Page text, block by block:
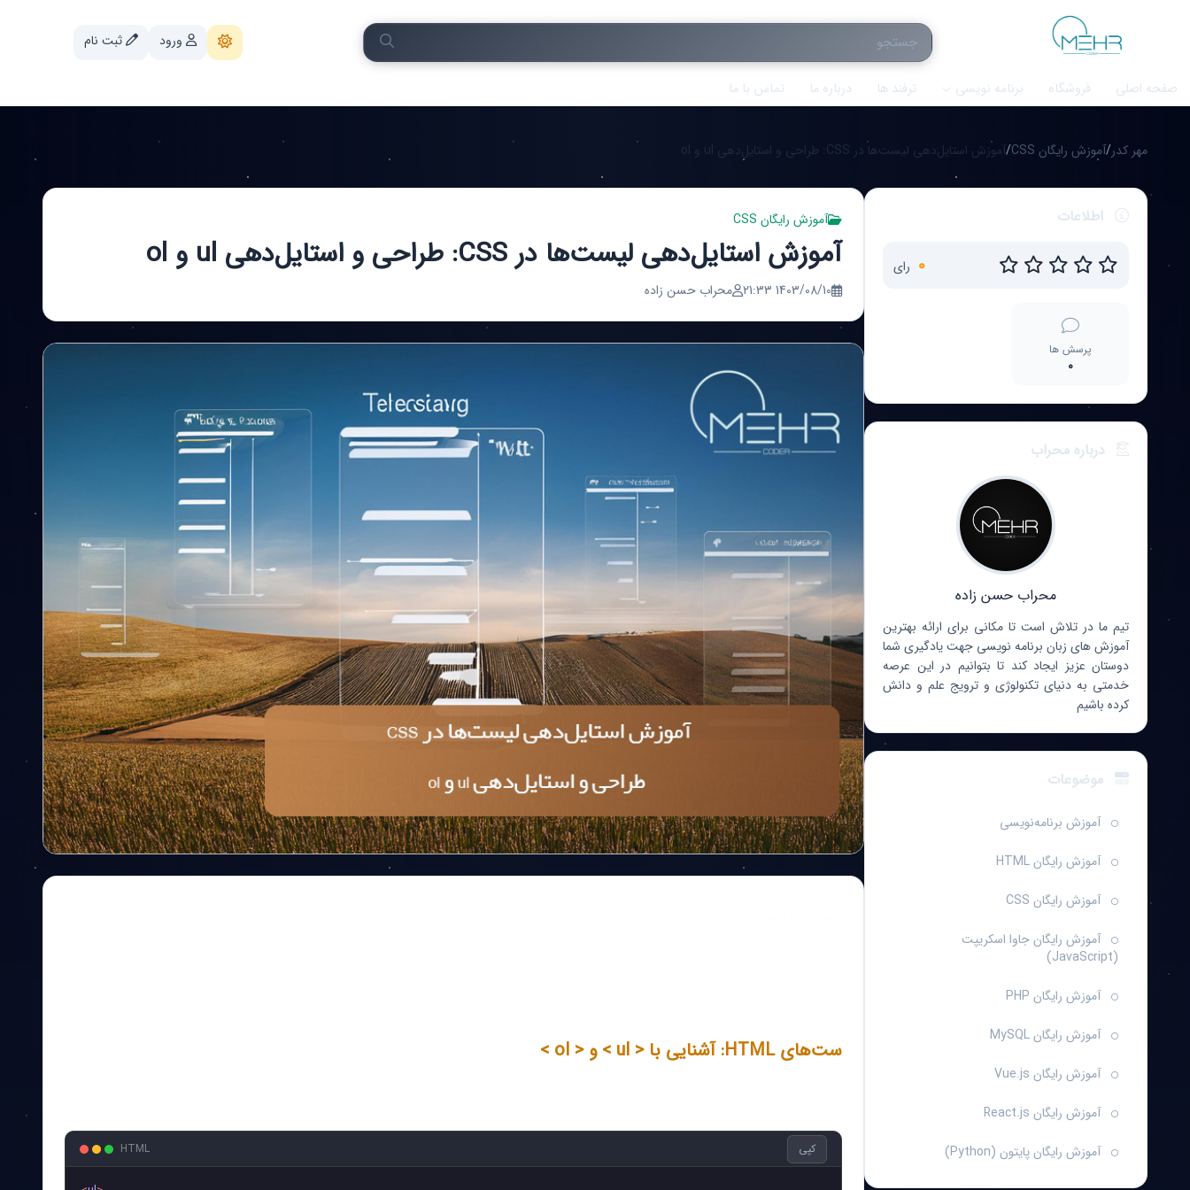
ورود ثبت نام
صفحه اصلی فروشگاه برنامه نویسی ترفند ها درباره ما تماس با ما
مهر کدر/آموزش رایگان CSS /آموزش استایل‌دهی لیست‌ها در CSS: طراحی و استایل‌دهی ul و ol
آموزش رایگان CSS
آموزش استایل‌دهی لیست‌ها در CSS: طراحی و استایل‌دهی ul و ol
1403/08/10 21:33 محراب حسن زاده
ست‌های HTML: آشنایی با < ul > و < ol >
HTML کپی
اطلاعات
0 رای
پرسش ها
0
درباره محراب
محراب حسن زاده
تیم ما در تلاش است تا مکانی برای ارائه بهترین
آموزش های زبان برنامه نویسی جهت یادگیری شما
دوستان عزیز ایجاد کند تا بتوانیم در این عرصه
خدمتی به دنیای تکنولوژی و ترویج علم و دانش
کرده باشیم
موضوعات
آموزش برنامه‌نویسی
آموزش رایگان HTML
آموزش رایگان CSS
آموزش رایگان جاوا اسکریپت
(JavaScript)
آموزش رایگان PHP
آموزش رایگان MySQL
آموزش رایگان Vue.js
آموزش رایگان React.js
آموزش رایگان پایتون (Python)